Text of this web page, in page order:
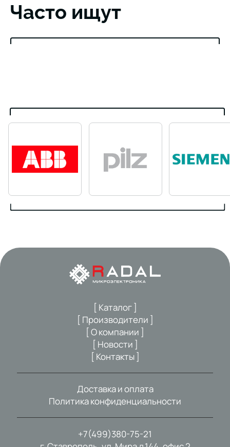
Часто ищут
+7(499)380-75-21
[ Каталог ]
[ Производители ]
[ О компании ]
[ Новости ]
[ Контакты ]
Доставка и оплата
Политика конфиденциальности